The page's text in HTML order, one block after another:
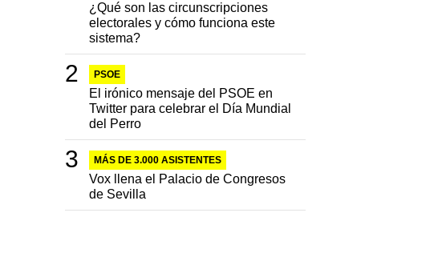
¿Qué son las circunscripciones
electorales y cómo funciona este
sistema?
PSOE
El irónico mensaje del PSOE en
Twitter para celebrar el Día Mundial
del Perro
MÁS DE 3.000 ASISTENTES
Vox llena el Palacio de Congresos
de Sevilla